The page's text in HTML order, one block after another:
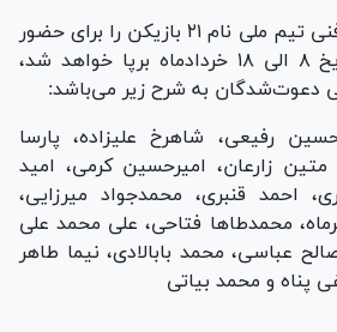
بر همین اساس، کادر فنی تیم ملی نام ۲۱ بازیکن را برای حضور
در این اردو که از تاریخ ۸ الی ۱۸ خردادماه برپا خواهد شد،
دعوت‌شدگان به شرح زیر می‌باشد:
رفیعی، شاهرخ علیزاده، پارسا
زارعان، امیرحسین کرمی، امید
احمد قنبری، محمدجواد میرزایی،
محمدطا‌ها فتاحی، علی محمد علی
عباسی، محمد بابالادی، نیما طاهر
پناه و محمد بیاتی